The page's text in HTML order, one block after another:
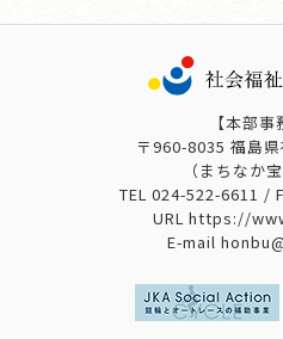
【本部事
〒960-8035 福島
（まちなか
TEL 024-522-6611 /
URL https://
E-mail